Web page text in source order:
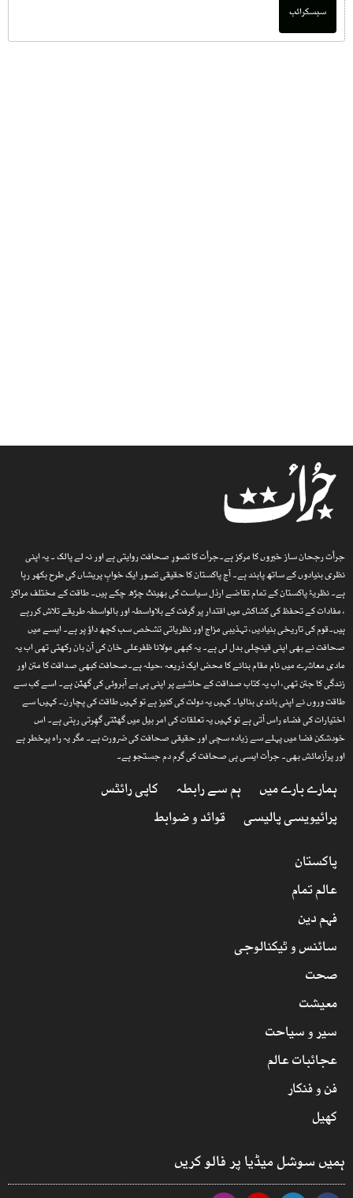
سبسکرائب
جرأت رجحان ساز خبروں کا مرکز ہے۔جرأت کا تصورِ صحافت روایتی ہے اور نہ لے پالک ۔ یہ اپنی
نظری بنیادوں کے ساتھ پابند ہے۔ آج پاکستان کا حقیقی تصور ایک خوابِ پریشاں کی طرح بکھر رہا
ہے۔ نظریۂ پاکستان کے تمام تقاضے ارذل سیاست کی بھینٹ چڑھ چکے ہیں۔ طاقت کے مختلف مراکز
، مفادات کے تحفظ کی کشاکش میں اقتدار پر گرفت کے بلاواسطہ اور بالواسطہ طریقے تلاش کررہے
ہیں۔قوم کی تاریخی بنیادیں، تہذیبی مزاج اور نظریاتی تشخص سب کچھ داؤ پر ہے۔ ایسے میں
صحافت نے بھی اپنی قینچلی بدل لی ہے۔ یہ کبھی مولانا ظفرعلی خان کی آن بان رکھتی تھی اب یہ
مادی معاشرے میں نام مقام بنانے کا محض ایک ذریعہ ،حیلہ ہے۔صحافت کبھی صداقت کا متن اور
زندگی کا جتن تھی، اب یہ کتاب صداقت کے حاشیے پر اپنی ہی بے آبروئی کی گھٹن ہے۔ اسے کب سے
طاقت وروں نے اپنی باندی بنالیا۔ کہیں یہ دولت کی کنیز ہے تو کہیں طاقت کی پچارن۔ کہیںا سے
اختیارات کی فضاء راس آتی ہے تو کہیں یہ تعلقات کی امر بیل میں گھٹتی گھِرتی رہتی ہے۔ اس
خودشکن فضا میں پہلے سے زیادہ سچی اور حقیقی صحافت کی ضرورت ہے۔ مگر یہ راہ پرخطر ہے
اور پرآزمائش بھی۔ جرأت ایسی ہی صحافت کی گرم دم جستجو ہے۔
ہمارے بارے میں ہم سے رابطہ
کاپی رائٹس
پرائیویسی پالیسی
قوائد و ضوابط
پاکستان
عالم تمام
فہم دین
سائنس و ٹیکنالوجی
صحت
معیشت
سیر و سیاحت
عجائبات عالم
فن و فنکار
کھیل
ہمیں سوشل میڈیا پر فالو کریں